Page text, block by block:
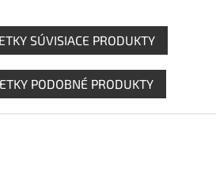
SÚVISIACE PRODUKTY
PODOBNÉ PRODUKTY